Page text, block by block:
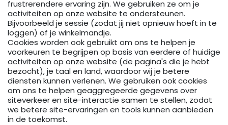
frustrerendere ervaring zijn. We gebruiken ze om je
activiteiten op onze website te ondersteunen.
Bijvoorbeeld je sessie (zodat jij niet opnieuw hoeft in te
loggen) of je winkelmandje.
Cookies worden ook gebruikt om ons te helpen je
voorkeuren te begrijpen op basis van eerdere of huidige
activiteiten op onze website (de pagina's die je hebt
bezocht), je taal en land, waardoor wij je betere
diensten kunnen verlenen. We gebruiken ook cookies
om ons te helpen geaggregeerde gegevens over
siteverkeer en site-interactie samen te stellen, zodat
we betere site-ervaringen en tools kunnen aanbieden
in de toekomst.